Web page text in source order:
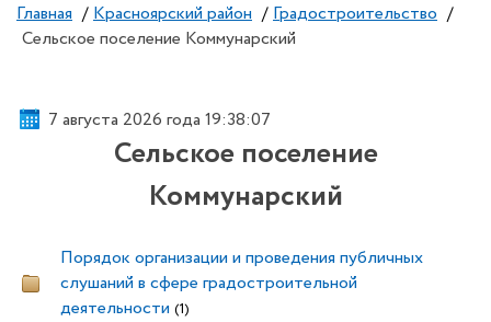
Главная / Красноярский район / Градостроительство /
Сельское поселение Коммунарский
7 августа 2026 года 19:38:07
Сельское поселение
Коммунарский
Порядок организации и проведения публичных
слушаний в сфере градостроительной
деятельности (1)